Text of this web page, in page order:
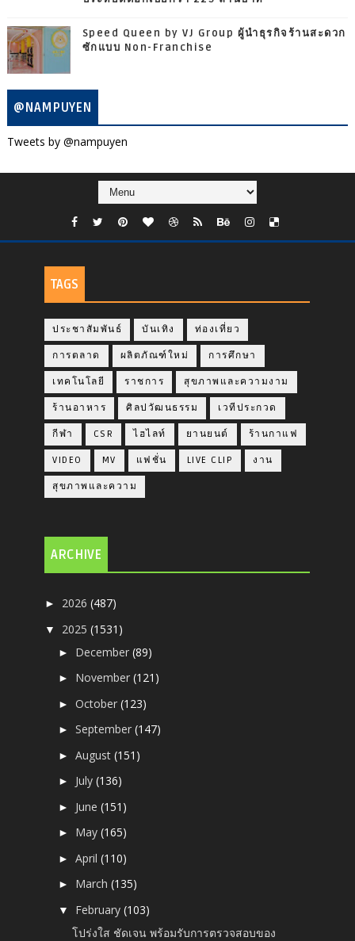
Speed Queen by VJ Group ผู้นำธุรกิจร้านสะดวก
ซักแบบ Non-Franchise
@NAMPUYEN
Tweets by @nampuyen
TAGS
ประชาสัมพันธ์ บันเทิง ท่องเที่ยว
การตลาด ผลิตภัณฑ์ใหม่ การศึกษา
เทคโนโลยี ราชการ สุขภาพและความงาม
ร้านอาหาร ศิลปวัฒนธรรม เวทีประกวด
กีฬา CSR ไฮไลท์ ยานยนต์ ร้านกาแฟ
VIDEO MV แฟชั่น LIVE CLIP งาน
สุขภาพและความ
ARCHIVE
► 2026(487)
▼ 2025(1531)
► December(89)
► November(121)
►October(123)
►September(147)
►August(151)
► July(136)
► June(151)
► May(165)
►April(110)
► March(135)
▼ February(103)
โปร่งใส ชัดเจน พร้อมรับการตรวจสอบของ